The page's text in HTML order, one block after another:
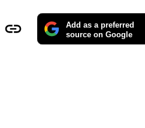
Add as a preferred
source on Google